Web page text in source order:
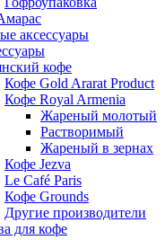
аксессуары
кофе
Кофе Gold Ararat Product
Кофе Royal Armenia
Жареный молотый
Растворимый
Жареный в зернах
Кофе Jezva
Le Café Paris
Кофе Grounds
Другие производители
для кофе